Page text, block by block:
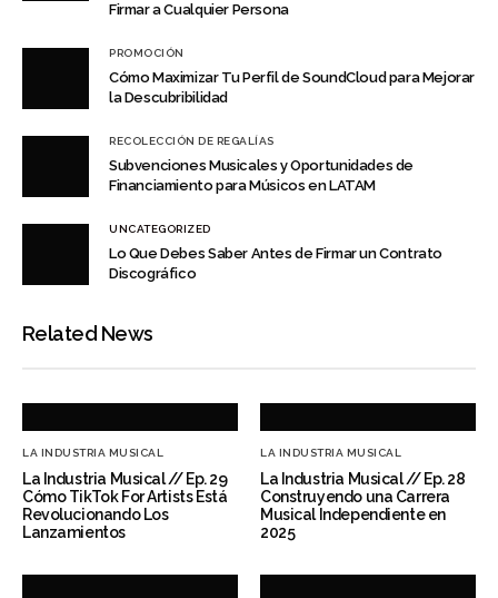
Firmar a Cualquier Persona
PROMOCIÓN
Cómo Maximizar Tu Perfil de SoundCloud para Mejorar
la Descubribilidad
RECOLECCIÓN DE REGALÍAS
Subvenciones Musicales y Oportunidades de
Financiamiento para Músicos en LATAM
UNCATEGORIZED
Lo Que Debes Saber Antes de Firmar un Contrato
Discográfico
Related News
LA INDUSTRIA MUSICAL
La Industria Musical // Ep. 29
Cómo TikTok For Artists Está
Revolucionando Los
Lanzamientos
LA INDUSTRIA MUSICAL
La Industria Musical // Ep. 28
Construyendo una Carrera
Musical Independiente en
2025